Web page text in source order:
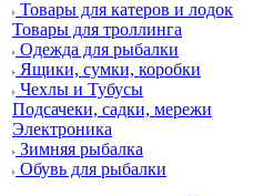
Товары для катеров и лодок
Товары для троллинга
Одежда для рыбалки
Ящики, сумки, коробки
Чехлы и Тубусы
Подсачеки, садки, мережи
Электроника
Зимняя рыбалка
Обувь для рыбалки